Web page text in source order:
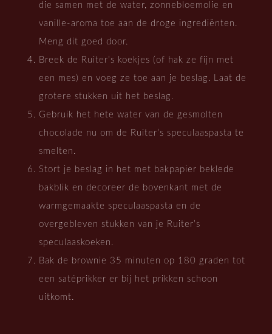
die samen met de water, zonnebloemolie en
vanille-aroma toe aan de droge ingrediënten.
Meng dit goed door.
Breek de Ruiter’s koekjes (of hak ze fijn met
een mes) en voeg ze toe aan je beslag. Laat de
grotere stukken uit het beslag.
Gebruik het hete water van de gesmolten
chocolade nu om de Ruiter’s speculaaspasta te
smelten.
Stort je beslag in het met bakpapier beklede
bakblik en decoreer de bovenkant met de
warmgemaakte speculaaspasta en de
overgebleven stukken van je Ruiter’s
speculaaskoeken.
Bak de brownie 35 minuten op 180 graden tot
een satéprikker er bij het prikken schoon
uitkomt.